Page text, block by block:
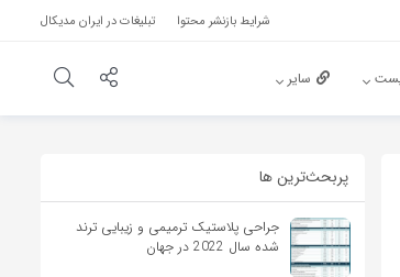
شرایط بازنشر محتوا تبلیغات در ایران مدیکال
سایر
پربحث‌‌ترین ها
جراحی پلاستیک ترمیمی و زیبایی ترند
شده سال 2022 در جهان